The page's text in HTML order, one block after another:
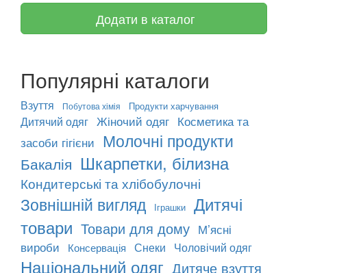
Додати в каталог
Популярні каталоги
Взуття Побутова хімія Продукти харчування
Дитячий одяг Жіночий одяг Косметика та
засоби гігієни Молочні продукти
Бакалія Шкарпетки, білизна
Кондитерські та хлібобулочні
Зовнішній вигляд Іграшки
Дитячі
товари Товари для дому М’ясні
вироби
Консервація Снеки Чоловічий одяг
Національний одяг Дитяче взуття